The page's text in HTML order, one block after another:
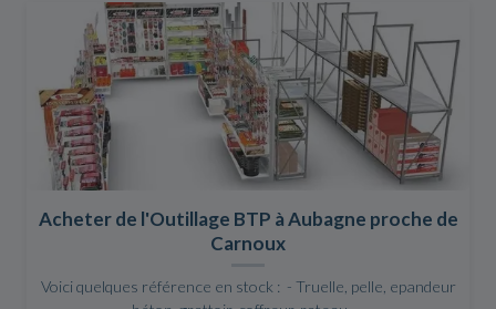
Acheter de l'Outillage BTP à Aubagne proche de
Carnoux
Voici quelques référence en stock : - Truelle, pelle, epandeur